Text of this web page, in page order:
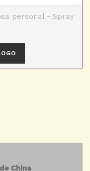
China